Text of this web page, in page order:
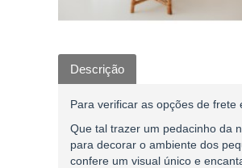
Descrição
Para verificar as opções de
Que tal trazer um pedacinho da
para decorar o ambiente dos
confere um visual único e